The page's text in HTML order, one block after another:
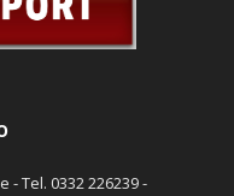
- Tel. 0332 226239 -